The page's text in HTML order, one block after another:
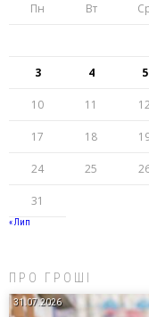
Пн Вт
3 4 5
10 11
17 18
24 25
31
« Лип
ПРО ГРОШІ
31.07.2026